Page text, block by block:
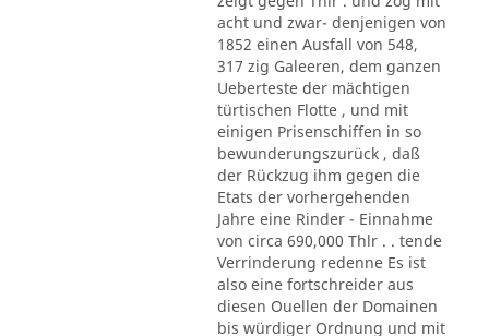
acht und zwar- denjenigen von
1852 einen Ausfall von 548,
317 zig Galeeren, dem ganzen
Ueberteste der mächtigen
türtischen Flotte , und mit
einigen Prisenschiffen in so
bewunderungszurück , daß
der Rückzug ihm gegen die
Etats der vorhergehenden
Jahre eine Rinder - Einnahme
von circa 690,000 Thlr . . tende
Verrinderung redenne Es ist
also eine fortschreider aus
diesen Ouellen der Domainen
bis würdiger Ordnung und mit